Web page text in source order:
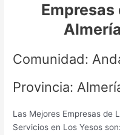
Empresas
Comunidad:
Provincia:
Las Mejores Empresas de
Servicios en Los Yesos son: